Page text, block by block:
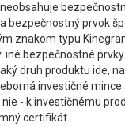
bezpečnostný prvok
znakom typu
iné bezpečnostné prvky
druh produktu ide,
investičné mince
- k investičnému
certifikát